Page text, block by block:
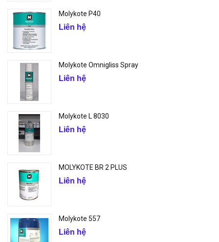
Molykote P40
Liên hệ
Molykote Omnigliss Spray
Liên hệ
Molykote L 8030
Liên hệ
MOLYKOTE BR 2 PLUS
Liên hệ
Molykote 557
Liên hệ